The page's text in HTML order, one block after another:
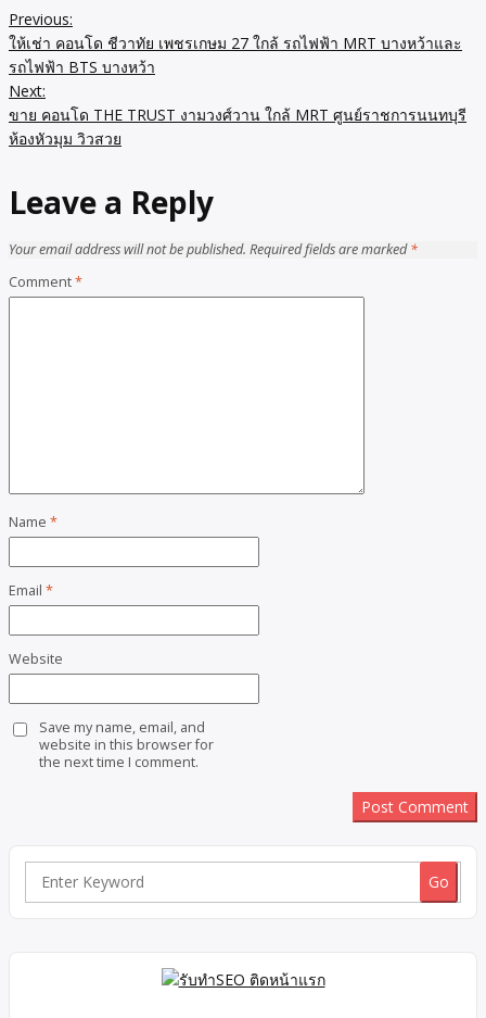
Post
navigation
Previous:
ให้เช่า คอนโด ชีวาทัย เพชรเกษม 27 ใกล้ รถไฟฟ้า MRT บางหว้าและ
รถไฟฟ้า BTS บางหว้า
Next:
ขาย คอนโด THE TRUST งามวงศ์วาน ใกล้ MRT ศูนย์ราชการนนทบุรี
ห้องหัวมุม วิวสวย
Leave a Reply
Your email address will not be published. Required fields are marked*
Comment*
Name *
Email *
Website
Save my name, email, and
website in this browser for
the next time I comment.
Search